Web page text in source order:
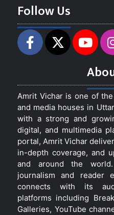
Follow Us
Amrit Vichar is one of
and media houses in
with a strong and
digital, and multimedia
portal, Amrit Vichar
in-depth coverage, and
and around the
journalism and reader
connects with its
platforms including
Galleries, YouTube